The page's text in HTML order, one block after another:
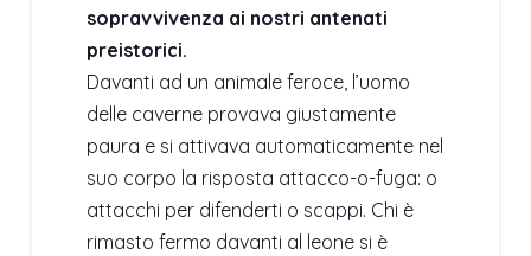
sopravvivenza ai nostri antenati
preistorici.
Davanti ad un animale feroce, l’uomo
delle caverne provava giustamente
paura e si attivava automaticamente nel
suo corpo la risposta attacco-o-fuga: o
attacchi per difenderti o scappi. Chi è
rimasto fermo davanti al leone si è